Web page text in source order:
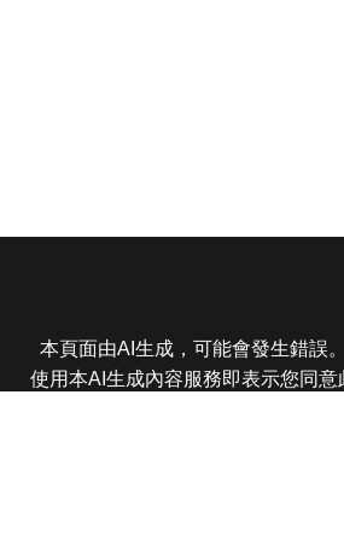
本頁面由AI生成，可能會發生錯誤
使用本AI生成內容服務即表示您同